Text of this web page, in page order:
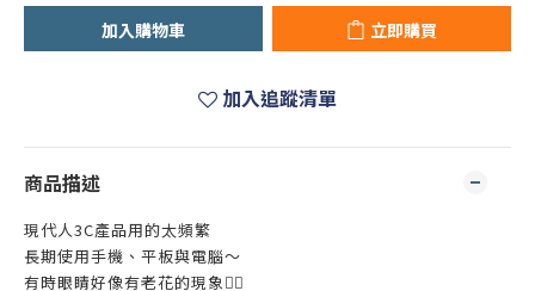
加入購物車 立即購買
加入追蹤清單
商品描述
現代人3C產品用的太頻繁
長期使用手機、平板與電腦～
有時眼睛好像有老花的現象😵‍💫